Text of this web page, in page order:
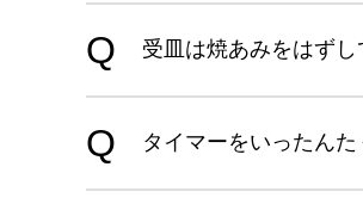
受皿は焼あみをはず
タイマーをいったん